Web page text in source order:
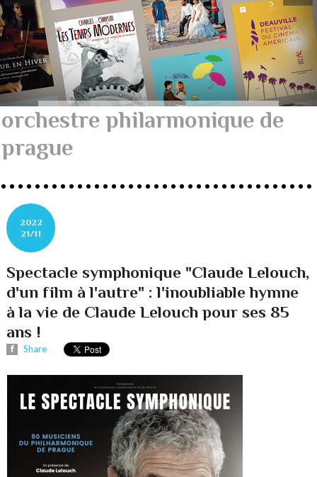
orchestre philarmonique de
prague
2022
21/11
Spectacle symphonique "Claude Lelouch,
d'un film à l'autre" : l'inoubliable hymne
à la vie de Claude Lelouch pour ses 85
ans !
Share